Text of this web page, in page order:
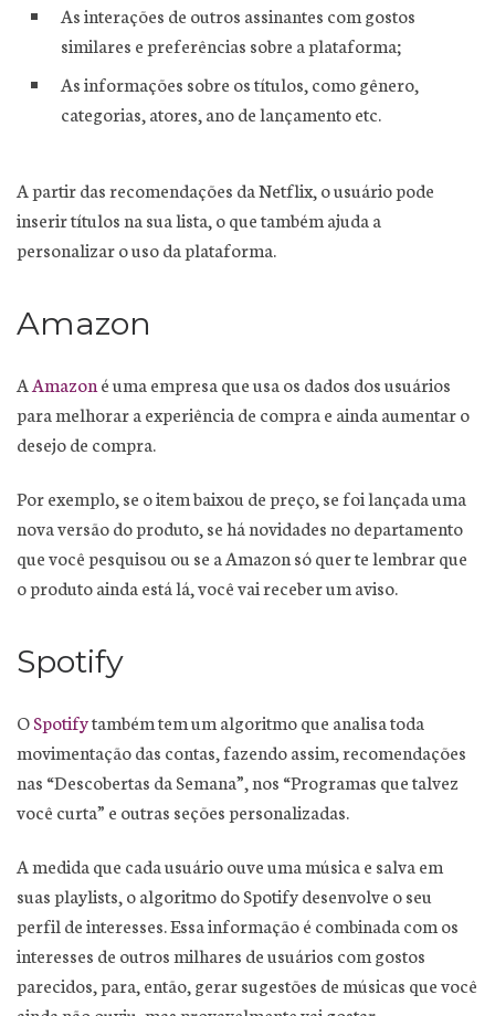
As interações de outros assinantes com gostos
similares e preferências sobre a plataforma;
As informações sobre os títulos, como gênero,
categorias, atores, ano de lançamento etc.
A partir das recomendações da Netflix, o usuário pode
inserir títulos na sua lista, o que também ajuda a
personalizar o uso da plataforma.
Amazon
A Amazon é uma empresa que usa os dados dos usuários
para melhorar a experiência de compra e ainda aumentar o
desejo de compra.
Por exemplo, se o item baixou de preço, se foi lançada uma
nova versão do produto, se há novidades no departamento
que você pesquisou ou se a Amazon só quer te lembrar que
o produto ainda está lá, você vai receber um aviso.
Spotify
OSpotifytambém tem um algoritmo que analisa toda
movimentação das contas, fazendo assim, recomendações
nas “Descobertas da Semana”, nos “Programas que talvez
você curta” e outras seções personalizadas.
A medida que cada usuário ouve uma música e salva em
suas playlists, o algoritmo do Spotify desenvolve o seu
perfil de interesses. Essa informação é combinada com os
interesses de outros milhares de usuários com gostos
parecidos, para, então, gerar sugestões de músicas que você